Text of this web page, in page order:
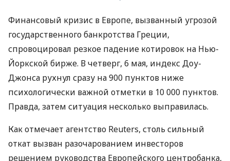
Финансовый кризис в Европе, вызванный угрозой
государственного банкротства Греции,
спровоцировал резкое падение котировок на Нью-
Йоркской бирже. В четверг, 6 мая, индекс Доу-
Джонса рухнул сразу на 900 пунктов ниже
психологически важной отметки в 10 000 пунктов.
Правда, затем ситуация несколько выправилась.
Как отмечает агентство Reuters, столь сильный
откат вызван разочарованием инвесторов
решением руководства Европейского центробанка,